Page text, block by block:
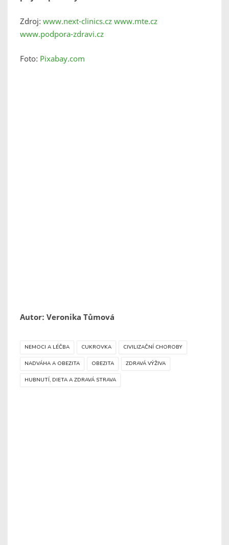
Zdroj: www.next-clinics.cz www.mte.cz
www.podpora-zdravi.cz
Foto: Pixabay.com
Autor: Veronika Tůmová
NEMOCI A LÉČBA CUKROVKA CIVILIZAČNÍ CHOROBY
NADVÁHA A OBEZITA OBEZITA ZDRAVÁ VÝŽIVA
HUBNUTÍ, DIETA A ZDRAVÁ STRAVA